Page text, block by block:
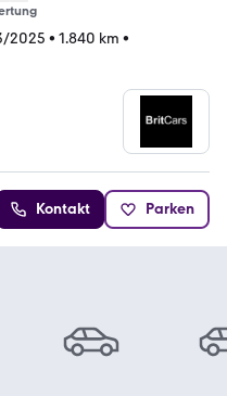
2025 • 1.840 km •
Kontakt Parken